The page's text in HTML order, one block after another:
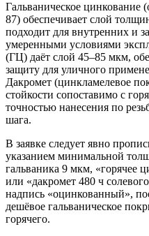
Гальваническое
87) обеспечивает слой
подходит для внутренних и
умеренными условиями
(ГЦ) даёт слой 45–85 мкм,
защиту для уличного
Дакромет (цинкламелевое
стойкости сопоставимо с
точностью нанесения по
шага.
В заявке следует явно
указанием минимальной
гальваника 9 мкм, «горячее
или «дакромет 480 ч
надпись «оцинкованный»,
дешёвое гальваническое
горячего.